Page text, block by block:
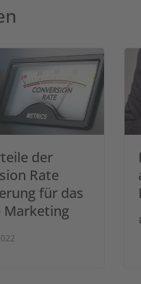
der
Rate
für das
Marketing